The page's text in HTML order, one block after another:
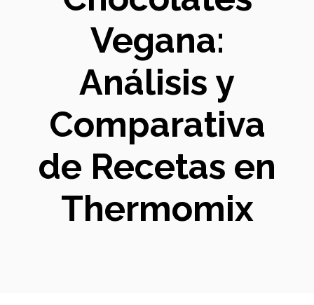
Vegana:
Análisis y
Comparativa
de Recetas en
Thermomix